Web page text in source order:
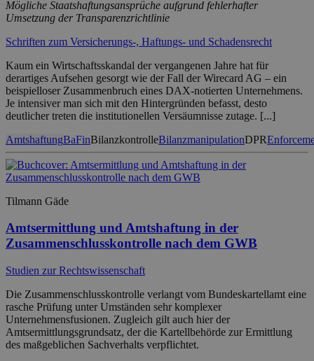
Mögliche Staatshaftungsansprüche aufgrund fehlerhafter
Umsetzung der Transparenzrichtlinie
Schriften zum Versicherungs-, Haftungs- und Schadensrecht
Kaum ein Wirtschaftsskandal der vergangenen Jahre hat für
derartiges Aufsehen gesorgt wie der Fall der Wirecard AG – ein
beispielloser Zusammenbruch eines DAX-notierten Unternehmens.
Je intensiver man sich mit den Hintergründen befasst, desto
deutlicher treten die institutionellen Versäumnisse zutage. [...]
AmtshaftungBaFinBilanzkontrolleBilanzmanipulationDPR
Tilmann Gäde
Amtsermittlung und Amtshaftung in der
Zusammenschlusskontrolle nach dem GWB
Studien zur Rechtswissenschaft
Die Zusammenschlusskontrolle verlangt vom Bundeskartellamt eine
rasche Prüfung unter Umständen sehr komplexer
Unternehmensfusionen. Zugleich gilt auch hier der
Amtsermittlungsgrundsatz, der die Kartellbehörde zur Ermittlung
des maßgeblichen Sachverhalts verpflichtet.